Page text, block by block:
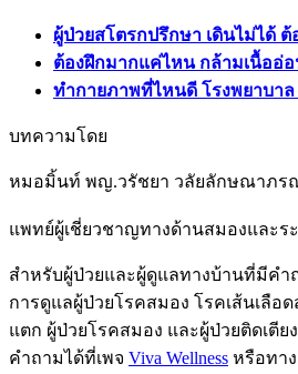
ผู้ป่วยสโตรกปรึกษา เดินไม่ได้ ต้
ต้องฝึกมากแค่ไหน กล้ามเนื้ออ่
ทำกายภาพที่ไหนดี โรงพยาบาล
บทความโดย
หมอมิ้นท์ พญ.วรัชยา วลัยลักษณาภร
แพทย์ผู้เชี่ยวชาญทางด้านสมองและร
สำหรับผู้ป่วยและผู้ดูแลทางบ้านที่มีคำ
การดูแลผู้ป่วยโรคสมอง โรคเส้นเลือ
แตก ผู้ป่วยโรคสมอง และผู้ป่วยติดเตีย
คำถามได้ที่เพจ Viva Wellness หรือทาง